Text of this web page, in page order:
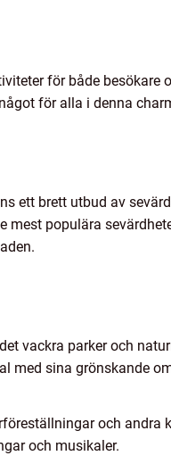
för både besökare
för alla i denna
ett brett utbud av
mest populära
vackra parker och
med sina grönskande
och andra
och musikaler.